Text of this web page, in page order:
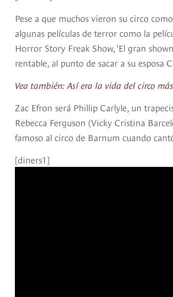
Pese a que muchos vieron su circo
algunas películas de terror como la
Horror Story Freak Show, ‘El gran
rentable, al punto de sacar a su esposa
Vea también: Así era la vida del circo
Zac Efron será Phillip Carlyle, un
Rebecca Ferguson (Vicky Cristina
famoso al circo de Barnum cuando
[diners1]